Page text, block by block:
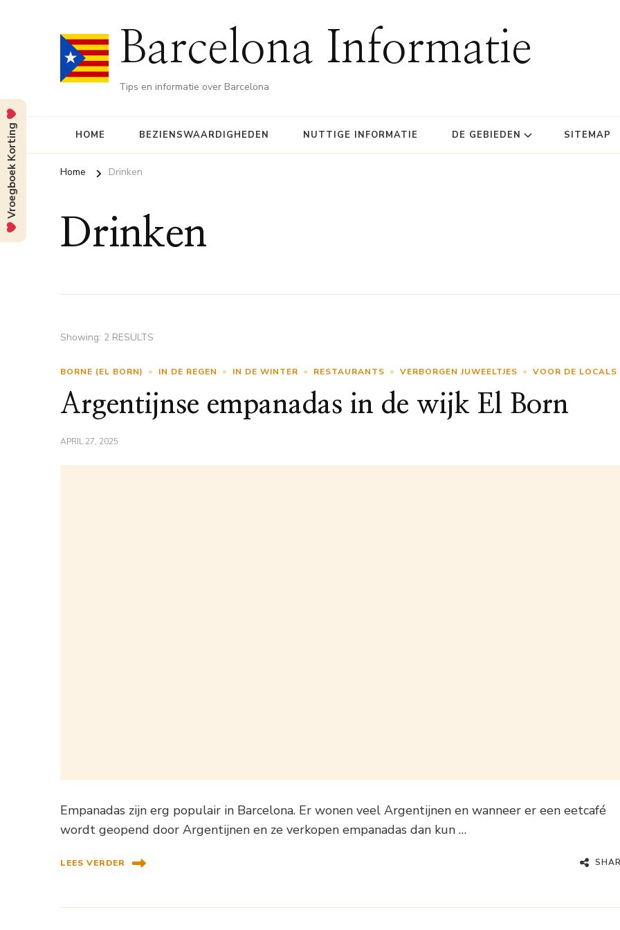
Barcelona Informatie
Tips en informatie over Barcelona
HOME BEZIENSWAARDIGHEDEN NUTTIGE INFORMATIE DE GEBIEDEN SITEMAP
Home Drinken
Drinken
Showing: 2 RESULTS
BORNE (EL BORN) IN DE REGEN IN DE WINTER RESTAURANTS VERBORGEN JUWEELTJES VOOR DE LOCALS
Argentijnse empanadas in de wijk El Born
APRIL 27, 2025
Empanadas zijn erg populair in Barcelona. Er wonen veel Argentijnen en wanneer er een eetcafé
wordt geopend door Argentijnen en ze verkopen empanadas dan kun …
LEES VERDER
Vroegboek Korting